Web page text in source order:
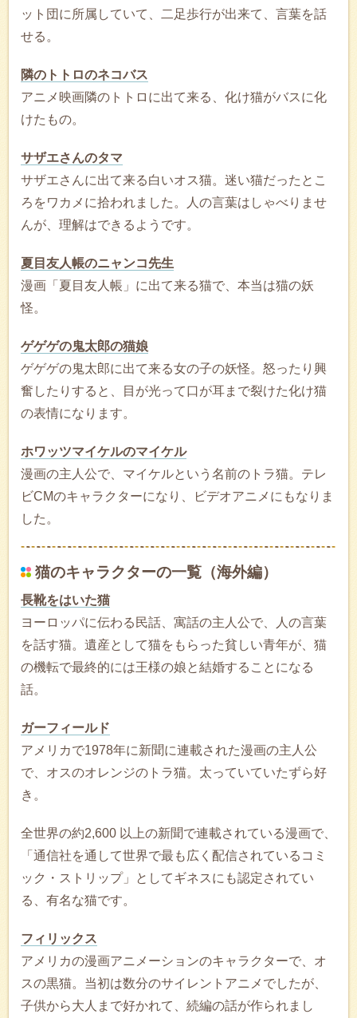
ット団に所属していて、二足歩行が出来て、言葉を話
せる。
隣のトトロのネコバス
アニメ映画隣のトトロに出て来る、化け猫がバスに化
けたもの。
サザエさんのタマ
サザエさんに出て来る白いオス猫。迷い猫だったとこ
ろをワカメに拾われました。人の言葉はしゃべりませ
んが、理解はできるようです。
夏目友人帳のニャンコ先生
漫画「夏目友人帳」に出て来る猫で、本当は猫の妖
怪。
ゲゲゲの鬼太郎の猫娘
ゲゲゲの鬼太郎に出て来る女の子の妖怪。怒ったり興
奮したりすると、目が光って口が耳まで裂けた化け猫
の表情になります。
ホワッツマイケルのマイケル
漫画の主人公で、マイケルという名前のトラ猫。テレ
ビCMのキャラクターになり、ビデオアニメにもなりま
した。
猫のキャラクターの一覧（海外編）
長靴をはいた猫
ヨーロッパに伝わる民話、寓話の主人公で、人の言葉
を話す猫。遺産として猫をもらった貧しい青年が、猫
の機転で最終的には王様の娘と結婚することになる
話。
ガーフィールド
アメリカで1978年に新聞に連載された漫画の主人公
で、オスのオレンジのトラ猫。太っていていたずら好
き。
全世界の約2,600 以上の新聞で連載されている漫画で、
「通信社を通して世界で最も広く配信されているコミ
ック・ストリップ」としてギネスにも認定されてい
る、有名な猫です。
フィリックス
アメリカの漫画アニメーションのキャラクターで、オ
スの黒猫。当初は数分のサイレントアニメでしたが、
子供から大人まで好かれて、続編の話が作られまし